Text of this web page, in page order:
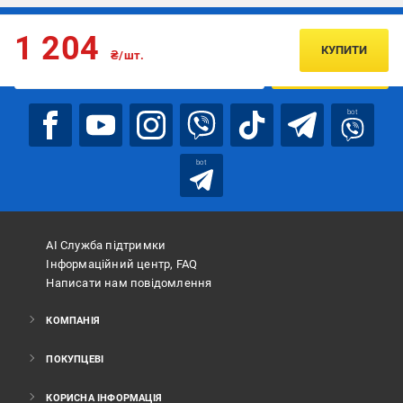
1 204 ₴/шт. КУПИТИ
Підписуйтесь, щоб дізнаватись першим про акції та пропозиції
ПІДПИСАТИСЯ
bot
bot
АІ Служба підтримки
Інформаційний центр, FAQ
Написати нам повідомлення
КОМПАНІЯ
ПОКУПЦЕВІ
КОРИСНА ІНФОРМАЦІЯ